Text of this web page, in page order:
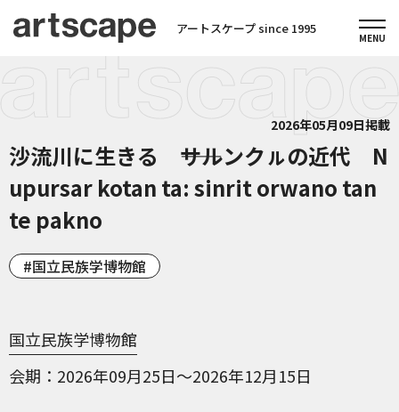
アートスケープ since 1995
2026年05月09日掲載
沙流川に生きる ――サルンクㇽの近代 N
upursar kotan ta: sinrit orwano tan
te pakno
国立民族学博物館
国立民族学博物館
会期
2026年09月25日～2026年12月15日